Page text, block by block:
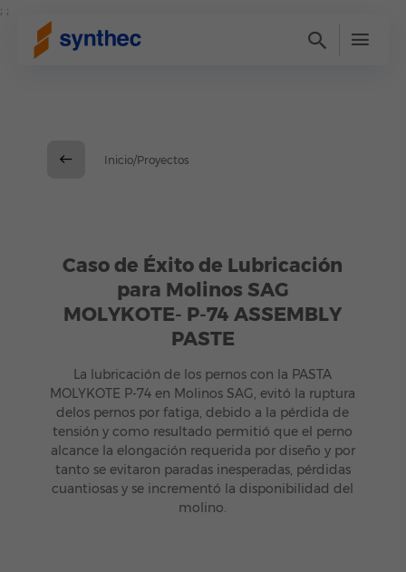
; ;
Inicio/Proyectos
Caso de Éxito de Lubricación
para Molinos SAG
MOLYKOTE- P-74 ASSEMBLY
PASTE
La lubricación de los pernos con la PASTA
MOLYKOTE P-74 en Molinos SAG, evitó la ruptura
delos pernos por fatiga, debido a la pérdida de
tensión y como resultado permitió que el perno
alcance la elongación requerida por diseño y por
tanto se evitaron paradas inesperadas, pérdidas
cuantiosas y se incrementó la disponibilidad del
molino.